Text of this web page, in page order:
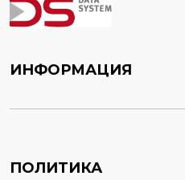
ИНФОРМАЦИЯ
ПОЛИТИКА